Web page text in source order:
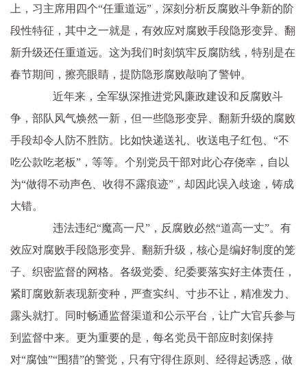
上，习主席用四个“任重道远”，深刻分析反腐败斗争新的阶
段性特征，其中之一就是，有效应对腐败手段隐形变异、翻
新升级还任重道远。这为我们时刻筑牢反腐防线，特别是在
春节期间，擦亮眼睛，提防隐形腐败敲响了警钟。
近年来，全军纵深推进党风廉政建设和反腐败斗
争，部队风气焕然一新，但一些隐形变异、翻新升级的腐败
手段却令人防不胜防。比如快递送礼、收送电子红包、“不
吃公款吃老板”，等等。个别党员干部对此心存侥幸，自以
为“做得不动声色、收得不露痕迹”，却因此误入歧途，铸成
大错。
违法违纪“魔高一尺”，反腐败必然“道高一丈”。有
效应对腐败手段隐形变异、翻新升级，核心是编好制度的笼
子、织密监督的网格。各级党委、纪委要落实好主体责任，
紧盯腐败新表现新变种，严查实纠、寸步不让，精准发力、
露头就打。同时畅通监督渠道和公示平台，让广大官兵参与
到监督中来。更为重要的是，每名党员干部应时刻保持
对“腐蚀”“围猎”的警觉，只有守得住原则、经得起诱惑，做